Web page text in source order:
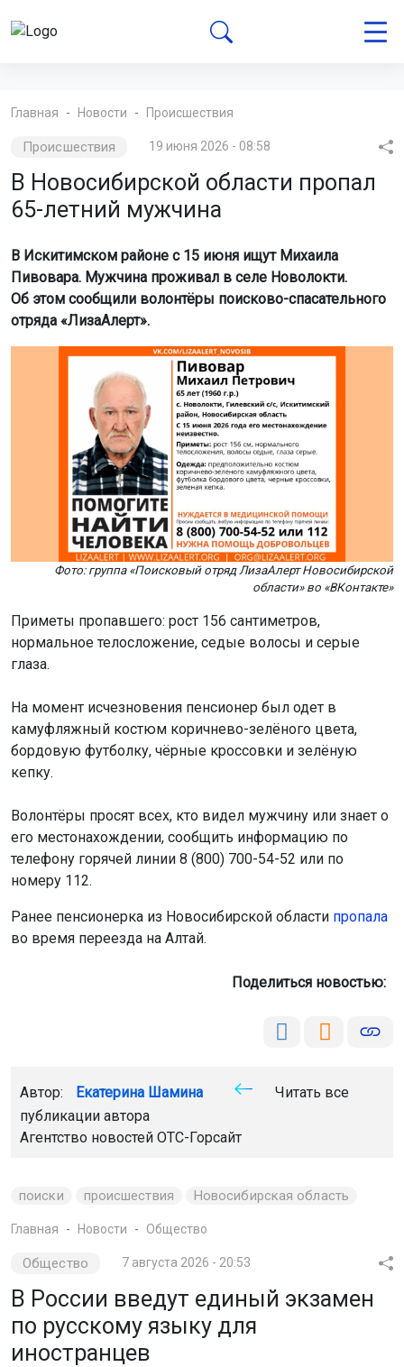
Главная Новости Происшествия
Происшествия 19 июня 2026 - 08:58
В Новосибирской области пропал
65-летний мужчина
В Искитимском районе с 15 июня ищут Михаила
Пивовара. Мужчина проживал в селе Новолокти.
Об этом сообщили волонтёры поисково-спасательного
отряда «ЛизаАлерт».
Фото: группа «Поисковый отряд ЛизаАлерт Новосибирской
области» во «ВКонтакте»
Приметы пропавшего: рост 156 сантиметров,
нормальное телосложение, седые волосы и серые
глаза.
На момент исчезновения пенсионер был одет в
камуфляжный костюм коричнево-зелёного цвета,
бордовую футболку, чёрные кроссовки и зелёную
кепку.
Волонтёры просят всех, кто видел мужчину или знает о
его местонахождении, сообщить информацию по
телефону горячей линии 8 (800) 700-54-52 или по
номеру 112.
Ранее пенсионерка из Новосибирской области пропала
во время переезда на Алтай.
Поделиться новостью:
Автор: Екатерина Шамина
Читать все
публикации автора
Агентство новостей ОТС-Горсайт
поиски происшествия Новосибирская область
Главная Новости Общество
Общество 7 августа 2026 - 20:53
В России введут единый экзамен
по русскому языку для
иностранцев